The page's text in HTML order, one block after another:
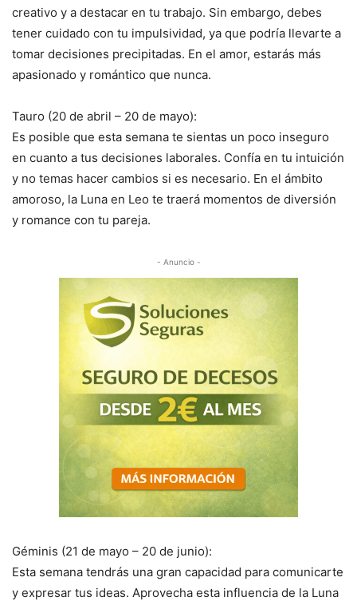
creativo y a destacar en tu trabajo. Sin embargo, debes
tener cuidado con tu impulsividad, ya que podría llevarte a
tomar decisiones precipitadas. En el amor, estarás más
apasionado y romántico que nunca.
Tauro (20 de abril – 20 de mayo):
Es posible que esta semana te sientas un poco inseguro
en cuanto a tus decisiones laborales. Confía en tu intuición
y no temas hacer cambios si es necesario. En el ámbito
amoroso, la Luna en Leo te traerá momentos de diversión
y romance con tu pareja.
- Anuncio -
Géminis (21 de mayo – 20 de junio):
Esta semana tendrás una gran capacidad para comunicarte
y expresar tus ideas. Aprovecha esta influencia de la Luna